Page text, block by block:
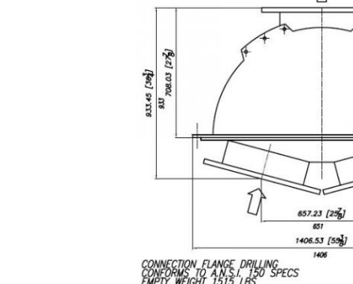
কাস্টিং পরীক্ষার চাপ
(MPa)
HQ41X-10
মেল অংশ এবং উপাদান
শরীর: ঢালাই লোহা, নমনীয় ঢালাই লোহা, WCB
বনেট: ঢালাই লোহা, নমনীয় ঢালাই লোহা, WCB
বল: নিওপ্রিন দিয়ে প্রলিপ্ত ঢালাই ইস্পাত